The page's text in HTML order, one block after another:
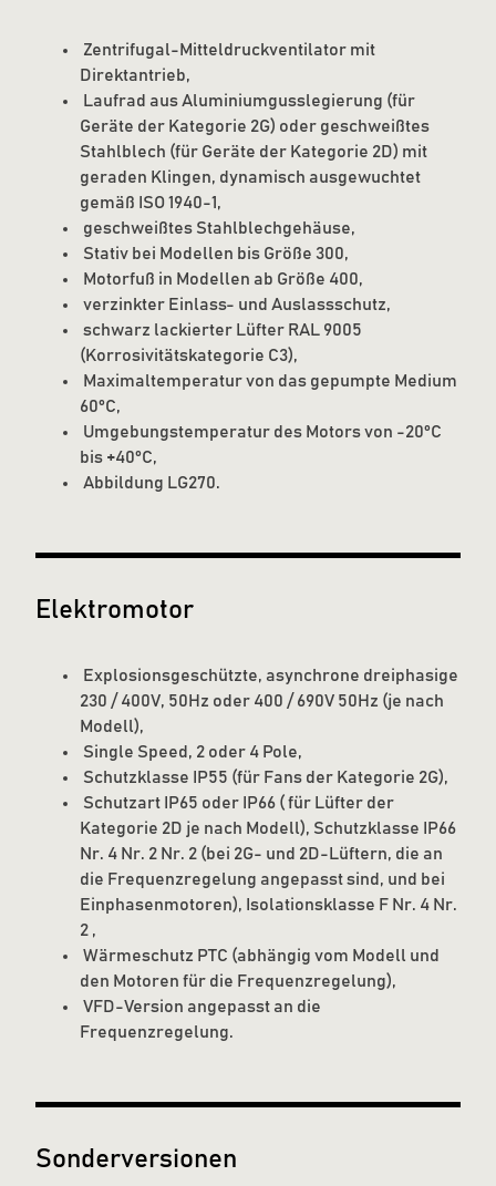
Zentrifugal-Mitteldruckventilator mit
Direktantrieb,
Laufrad aus Aluminiumgusslegierung (für
Geräte der Kategorie 2G) oder geschweißtes
Stahlblech (für Geräte der Kategorie 2D) mit
geraden Klingen, dynamisch ausgewuchtet
gemäß ISO 1940-1,
geschweißtes Stahlblechgehäuse,
Stativ bei Modellen bis Größe 300,
Motorfuß in Modellen ab Größe 400,
verzinkter Einlass- und Auslassschutz,
schwarz lackierter Lüfter RAL 9005
(Korrosivitätskategorie C3),
Maximaltemperatur von das gepumpte Medium
60°C,
Umgebungstemperatur des Motors von -20°C
bis +40°C,
Abbildung LG270.
Elektromotor
Explosionsgeschützte, asynchrone dreiphasige
230 / 400V, 50Hz oder 400 / 690V 50Hz (je nach
Modell),
Single Speed, 2 oder 4 Pole,
Schutzklasse IP55 (für Fans der Kategorie 2G),
Schutzart IP65 oder IP66 ( für Lüfter der
Kategorie 2D je nach Modell), Schutzklasse IP66
Nr. 4 Nr. 2 Nr. 2 (bei 2G- und 2D-Lüftern, die an
die Frequenzregelung angepasst sind, und bei
Einphasenmotoren), Isolationsklasse F Nr. 4 Nr.
2 ,
Wärmeschutz PTC (abhängig vom Modell und
den Motoren für die Frequenzregelung),
VFD-Version angepasst an die
Frequenzregelung.
Sonderversionen